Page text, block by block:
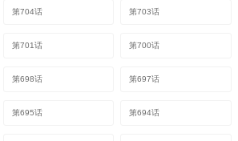
第704话 第703话
第701话 第700话
第698话 第697话
第695话 第694话